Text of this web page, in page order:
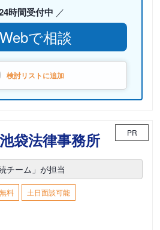
時間受付中
Webで相談
検討リストに追加
袋法律事務所 PR
チーム」が担当
料
土日面談可能